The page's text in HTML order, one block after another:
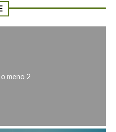
meno 2